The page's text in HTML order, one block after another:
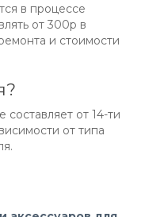
в процессе
от 300р в
и стоимости
от 14-ти
от типа